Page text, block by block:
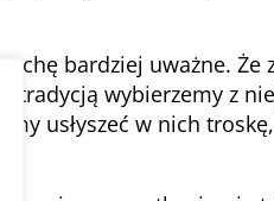
bardziej uważne. Że
tradycją wybierzemy z
usłyszeć w nich